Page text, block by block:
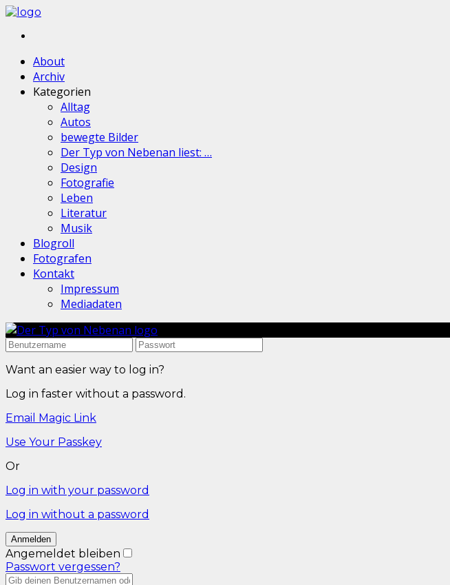
About
Archiv
Kategorien
Alltag
Autos
bewegte Bilder
Der Typ von Nebenan liest: …
Design
Fotografie
Leben
Literatur
Musik
Blogroll
Fotografen
Kontakt
Impressum
Mediadaten
Want an easier way to log in?
Log in faster without a password.
Email Magic Link
Use Your Passkey
Or
Log in with your password
Log in without a password
Angemeldet bleiben
Passwort vergessen?